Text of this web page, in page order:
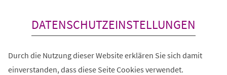
DATENSCHUTZEINSTELLUNGEN
Durch die Nutzung dieser Website erklären Sie sich damit
einverstanden, dass diese Seite Cookies verwendet.